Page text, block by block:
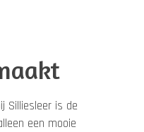
Silliesleer is de
een mooie